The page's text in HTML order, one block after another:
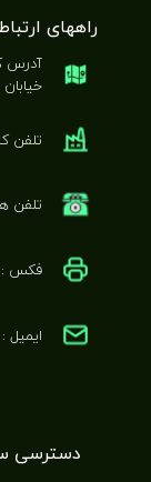
راههای
آدرس
تلفن
تلفن همراه:
فکس : ۰۱۳۴۴۶۱۵۹۰۵
ایمیل : behtarineh@gmail.com
دسترسی